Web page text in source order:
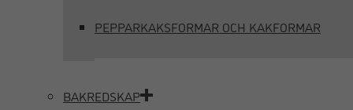
PEPPARKAKSFORMAR OCH KAKFORMAR
BAKREDSKAP